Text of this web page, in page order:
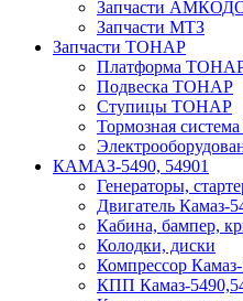
Запчасти
Запчасти МТЗ
Запчасти ТОНАР
Платформа
Подвеска ТОНАР
Ступицы ТОНАР
Тормозная
КАМАЗ-5490, 54901
Генераторы,
Двигатель Камаз-
Кабина, бампер,
Колодки, диски
Компрессор
КПП Камаз-